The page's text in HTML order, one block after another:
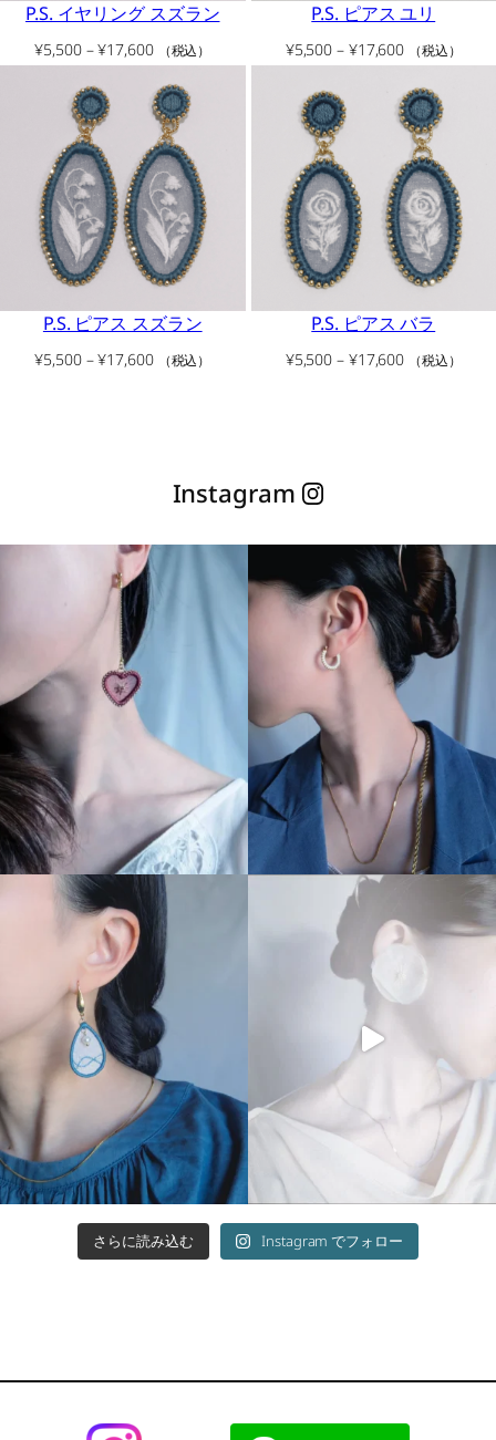
P.S. イヤリング スズラン
¥5,500 –¥17,600価
格
帯:
¥5,500
–
¥17,600
（税込）
P.S. ピアス ユリ
¥5,500 – ¥17,600価
格
帯:
¥5,500
–
¥17,600
（税込）
P.S. ピアス スズラン
¥5,500 –¥17,600価（税込）
P.S. ピアス バラ
¥5,500 – ¥17,600価（税込）
Instagram
さらに読み込む Instagram でフォロー